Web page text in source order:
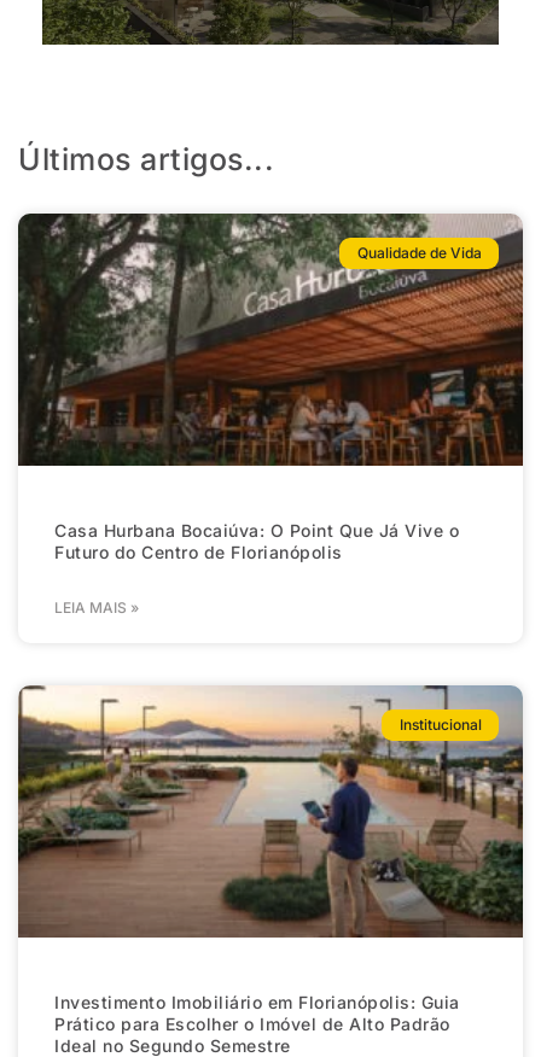
Últimos artigos...
Qualidade de Vida
Casa Hurbana Bocaiúva: O Point Que Já Vive o
Futuro do Centro de Florianópolis
LEIA MAIS »
Institucional
Investimento Imobiliário em Florianópolis: Guia
Prático para Escolher o Imóvel de Alto Padrão
Ideal no Segundo Semestre